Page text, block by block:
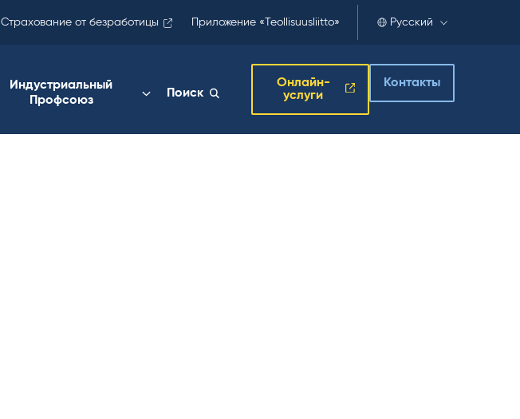
Страхование от безработицы Приложение «Teollisuusliitto» Русский
Индустриальный
Профсоюз
Поиск
Онлайн-
услуги
Контакты